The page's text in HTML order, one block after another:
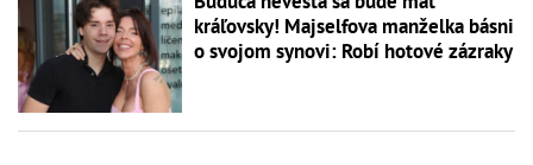
kráľovsky! Majselfova manželka básni
o svojom synovi: Robí hotové zázraky